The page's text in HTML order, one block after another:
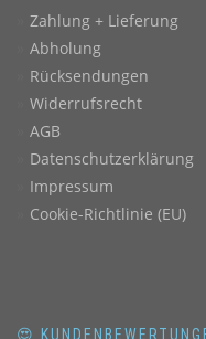
Zahlung + Lieferung
Abholung
Rücksendungen
Widerrufsrecht
AGB
Datenschutzerklärung
Impressum
Cookie-Richtlinie (EU)
😍